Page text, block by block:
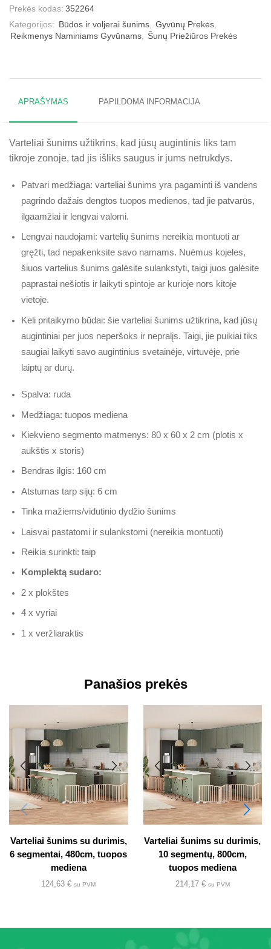
Prekės kodas: 352264
Kategorijos:
Būdos ir voljerai šunims, Gyvūnų Prekės,
Reikmenys Naminiams Gyvūnams, Šunų Priežiūros Prekės
APRAŠYMAS PAPILDOMA INFORMACIJA
Varteliai šunims užtikrins, kad jūsų augintinis liks tam
tikroje zonoje, tad jis išliks saugus ir jums netrukdys.
Patvari medžiaga: varteliai šunims yra pagaminti iš vandens
pagrindo dažais dengtos tuopos medienos, tad jie patvarūs,
ilgaamžiai ir lengvai valomi.
Lengvai naudojami: vartelių šunims nereikia montuoti ar
gręžti, tad nepakenksite savo namams. Nuėmus kojeles,
šiuos vartelius šunims galėsite sulankstyti, taigi juos galėsite
paprastai nešiotis ir laikyti spintoje ar kurioje nors kitoje
vietoje.
Keli pritaikymo būdai: šie varteliai šunims užtikrina, kad jūsų
augintiniai per juos neperšoks ir nepralįs. Taigi, jie puikiai tiks
saugiai laikyti savo augintinius svetainėje, virtuvėje, prie
laiptų ar durų.
Spalva: ruda
Medžiaga: tuopos mediena
Kiekvieno segmento matmenys: 80 x 60 x 2 cm (plotis x
aukštis x storis)
Bendras ilgis: 160 cm
Atstumas tarp sijų: 6 cm
Tinka mažiems/vidutinio dydžio šunims
Laisvai pastatomi ir sulankstomi (nereikia montuoti)
Reikia surinkti: taip
Komplektą sudaro:
2 x plokštės
4 x vyriai
1 x veržliaraktis
Panašios prekės
Varteliai šunims su durimis,
6 segmentai, 480cm, tuopos
mediena
124,63€ su PVM
Varteliai šunims su durimis,
10 segmentų, 800cm,
tuopos mediena
214,17 € su PVM